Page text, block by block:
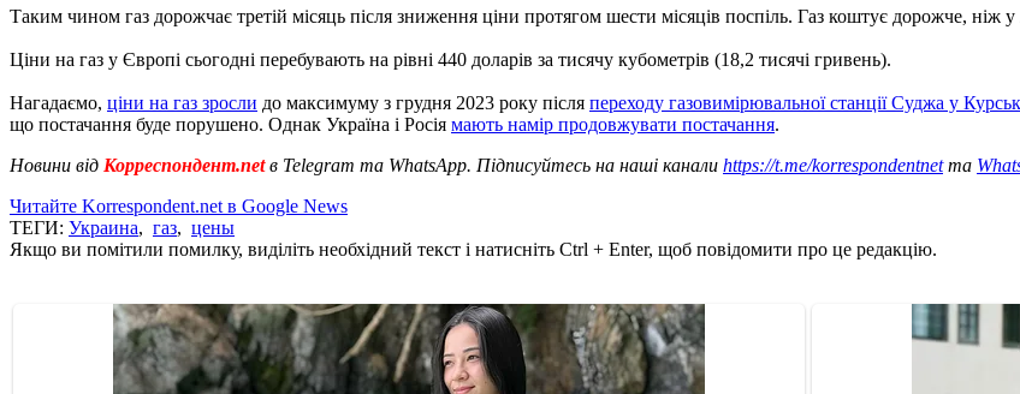
Таким чином газ дорожчає третій місяць після зниження ціни протягом шести місяців поспіль. Газ коштує дорожче, ніж
Ціни на газ у Європі сьогодні перебувають на рівні 440 доларів за тисячу кубометрів (18,2 тисячі гривень).
Нагадаємо, ціни на газ зросли до максимуму з грудня 2023 року після переходу газовимірювальної станції Суджа у
що постачання буде порушено. Однак Україна і Росія мають намір продовжувати постачання.
Новини від Корреспондент.netв Telegram та WhatsApp. Підписуйтесь на наші канали https://t.me/korrespondentnetта
Читайте Korrespondent.net в Google News
ТЕГИ: Украина, газ, цены
Якщо ви помітили помилку, виділіть необхідний текст і натисніть Ctrl + Enter, щоб повідомити про це редакцію.